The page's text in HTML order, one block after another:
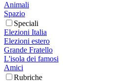
Animali
Spazio
Speciali
Elezioni Italia
Elezioni estero
Grande Fratello
L'isola dei famosi
Amici
Rubriche